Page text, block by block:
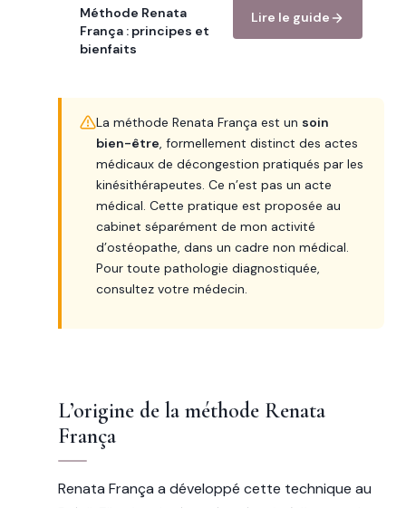
Méthode Renata
França : principes et
bienfaits
Lire le guide
La méthode Renata França est un soin
bien-être, formellement distinct des actes
médicaux de décongestion pratiqués par les
kinésithérapeutes. Ce n’est pas un acte
médical. Cette pratique est proposée au
cabinet séparément de mon activité
d’ostéopathe, dans un cadre non médical.
Pour toute pathologie diagnostiquée,
consultez votre médecin.
L’origine de la méthode Renata
França
Renata França a développé cette technique au